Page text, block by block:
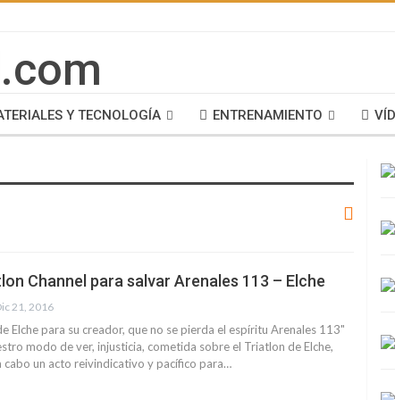
Y TECNOLOGÍA ENTRENAMIENTO
Channel para salvar Arenales 113 – Elche
21, 2016
Elche para su creador, que no se pierda el espíritu Arenales 113"
modo de ver, injusticia, cometida sobre el Triatlon de Elche,
cabo un acto reivindicativo y pacífico para…